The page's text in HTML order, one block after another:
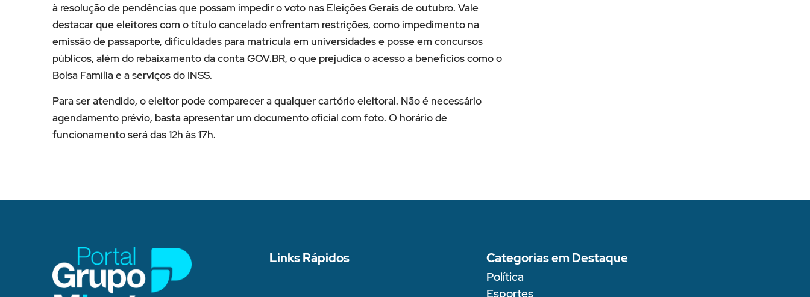
à resolução de pendências que possam impedir o voto nas Eleições Gerais de outubro. Vale
destacar que eleitores com o título cancelado enfrentam restrições, como impedimento na
emissão de passaporte, dificuldades para matrícula em universidades e posse em concursos
públicos, além do rebaixamento da conta GOV.BR, o que prejudica o acesso a benefícios como o
Bolsa Família e a serviços do INSS.
Para ser atendido, o eleitor pode comparecer a qualquer cartório eleitoral. Não é necessário
agendamento prévio, basta apresentar um documento oficial com foto. O horário de
funcionamento será das 12h às 17h.
Links Rápidos Categorias em Destaque
Política
Esportes